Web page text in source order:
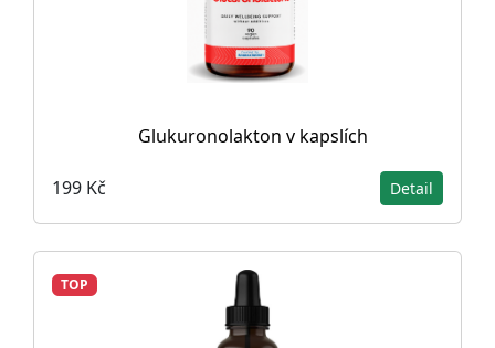
Glukuronolakton v kapslích
199 Kč Detail
TOP